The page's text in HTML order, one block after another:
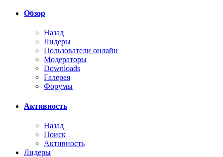
Обзор
Назад
Лидеры
Пользователи онлайн
Модераторы
Downloads
Галерея
Форумы
Активность
Назад
Поиск
Активность
Лидеры